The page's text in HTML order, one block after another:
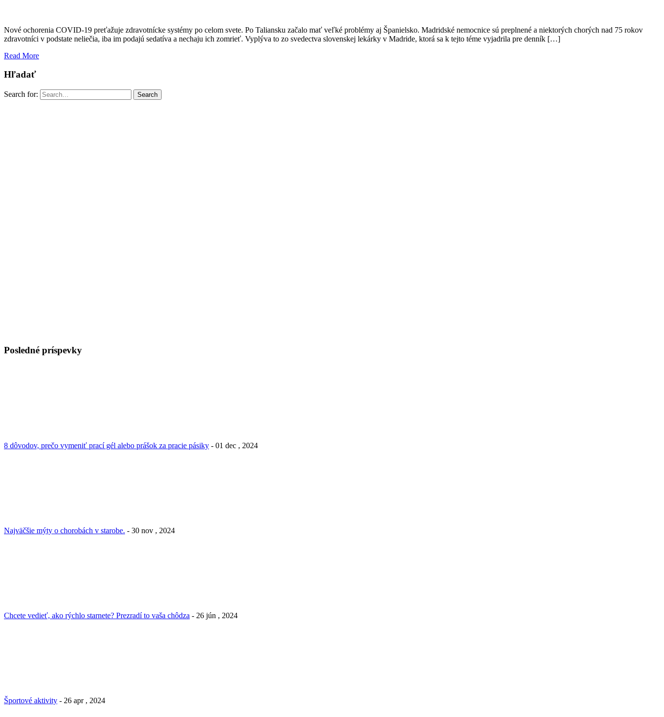
Nové ochorenia COVID-19 preťažuje zdravotnícke systémy po celom svete. Po Taliansku začalo mať veľké problémy aj Španielsko. Madridské nemocnice sú preplnené a niektorých chorých nad 75 rokov
zdravotníci v podstate neliečia, iba im podajú sedatíva a nechaju ich zomrieť. Vyplýva to zo svedectva slovenskej lekárky v Madride, ktorá sa k tejto téme vyjadrila pre denník […]
Read More
Hľadať
Search for: Search
Posledné príspevky
8 dôvodov, prečo vymeniť prací gél alebo prášok za pracie pásiky - 01 dec , 2024
Najväčšie mýty o chorobách v starobe. - 30 nov , 2024
Chcete vedieť, ako rýchlo starnete? Prezradí to vaša chôdza - 26 jún , 2024
Športové aktivity - 26 apr , 2024